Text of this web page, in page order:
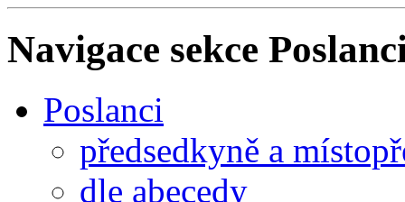
Navigace sekce
Poslanci
předsedkyně a
dle abecedy